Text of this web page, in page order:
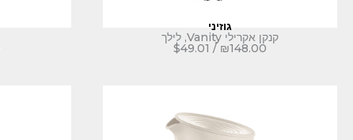
גוזיני
קנקן אקרילי Vanity, לילך
₪148.00
/
$49.01